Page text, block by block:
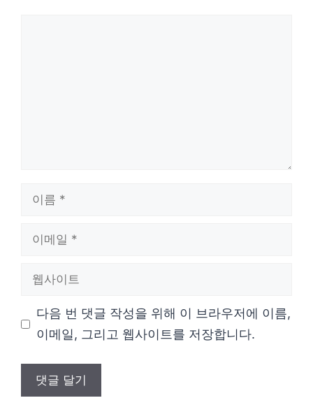
다음 번 댓글 작성을 위해 이 브라우저에 이름,
이메일, 그리고 웹사이트를 저장합니다.